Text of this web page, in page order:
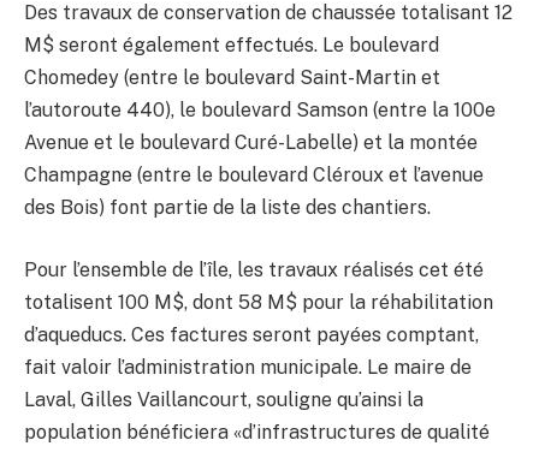
Des travaux de conservation de chaussée totalisant 12
M$ seront également effectués. Le boulevard
Chomedey (entre le boulevard Saint-Martin et
l’autoroute 440), le boulevard Samson (entre la 100e
Avenue et le boulevard Curé-Labelle) et la montée
Champagne (entre le boulevard Cléroux et l’avenue
des Bois) font partie de la liste des chantiers.
Pour l’ensemble de l’île, les travaux réalisés cet été
totalisent 100 M$, dont 58 M$ pour la réhabilitation
d’aqueducs. Ces factures seront payées comptant,
fait valoir l’administration municipale. Le maire de
Laval, Gilles Vaillancourt, souligne qu’ainsi la
population bénéficiera «d’infrastructures de qualité